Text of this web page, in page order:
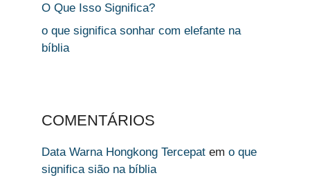
O Que Isso Significa?
o que significa sonhar com elefante na
bíblia
COMENTÁRIOS
Data Warna Hongkong Tercepat em o que
significa sião na bíblia